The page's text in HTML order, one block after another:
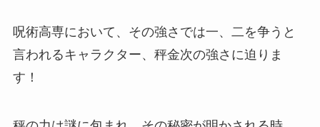
呪術高専において、その強さでは一、二を争うと
言われるキャラクター、秤金次の強さに迫りま
す！